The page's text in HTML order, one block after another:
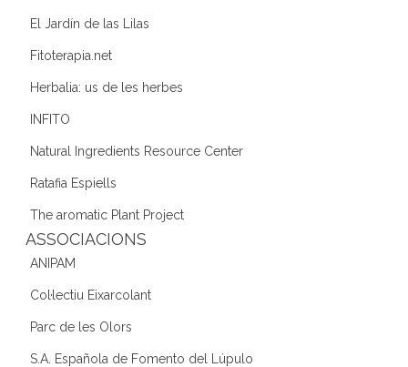
El Jardín de las Lilas
Fitoterapia.net
Herbalia: us de les herbes
INFITO
Natural Ingredients Resource Center
Ratafia Espiells
The aromatic Plant Project
ASSOCIACIONS
ANIPAM
Col·lectiu Eixarcolant
Parc de les Olors
S.A. Española de Fomento del Lúpulo